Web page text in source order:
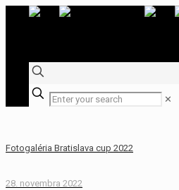
✕
Fotogaléria Bratislava cup 2022
28. novembra 2022